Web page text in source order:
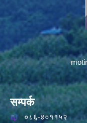
सम्पर्क
०८६-४०११५२